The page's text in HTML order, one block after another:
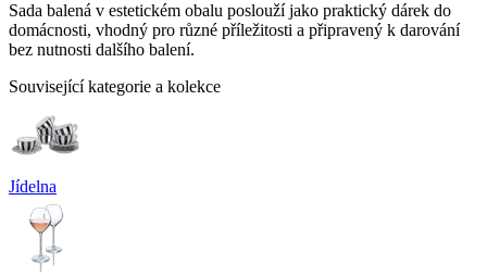
Sada balená v estetickém obalu poslouží jako praktický dárek do
domácnosti, vhodný pro různé příležitosti a připravený k darování
bez nutnosti dalšího balení.
Související kategorie a kolekce
Jídelna